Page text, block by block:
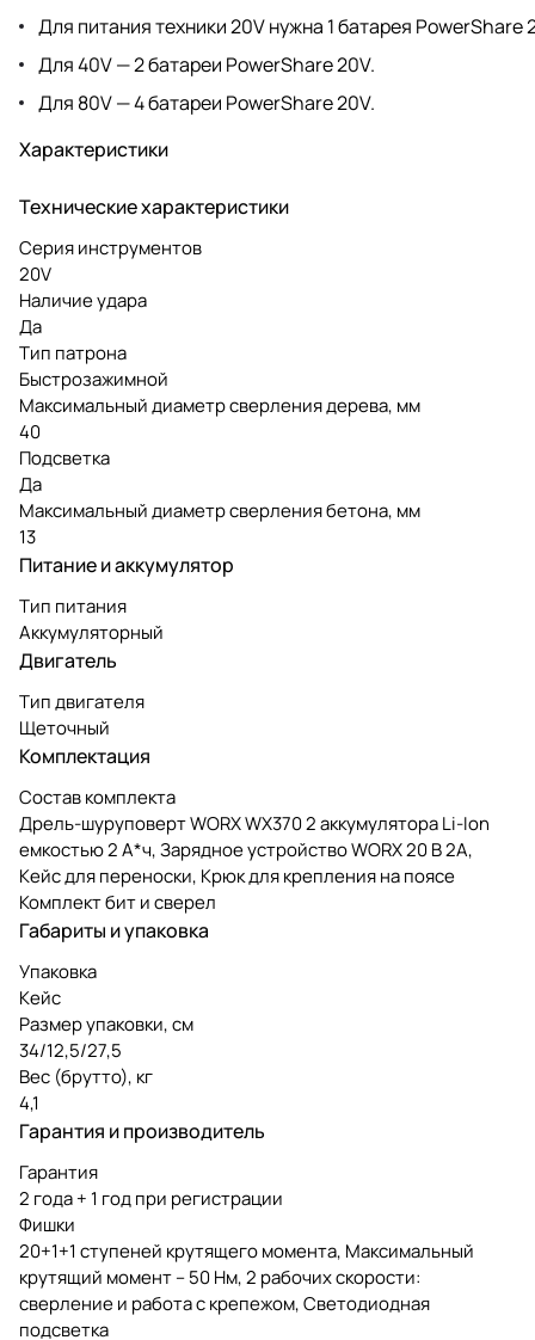
Для питания техники 20V нужна 1 батарея PowerShare
Для 40V — 2 батареи PowerShare 20V.
Для 80V — 4 батареи PowerShare 20V.
Характеристики
Технические характеристики
Серия инструментов
20V
Наличие удара
Да
Тип патрона
Быстрозажимной
Максимальный диаметр сверления дерева, мм
40
Подсветка
Да
Максимальный диаметр сверления бетона, мм
13
Питание и аккумулятор
Тип питания
Аккумуляторный
Двигатель
Тип двигателя
Щеточный
Комплектация
Состав комплекта
Дрель-шуруповерт WORX WX370 2 аккумулятора Li-Ion
емкостью 2 А*ч, Зарядное устройство WORX 20 В 2A,
Кейс для переноски, Крюк для крепления на поясе
Комплект бит и сверел
Габариты и упаковка
Упаковка
Кейс
Размер упаковки, см
34/12,5/27,5
Вес (брутто), кг
4,1
Гарантия и производитель
Гарантия
2 года + 1 год при регистрации
Фишки
20+1+1 ступеней крутящего момента, Максимальный
крутящий момент – 50 Нм, 2 рабочих скорости:
сверление и работа с крепежом, Светодиодная
подсветка